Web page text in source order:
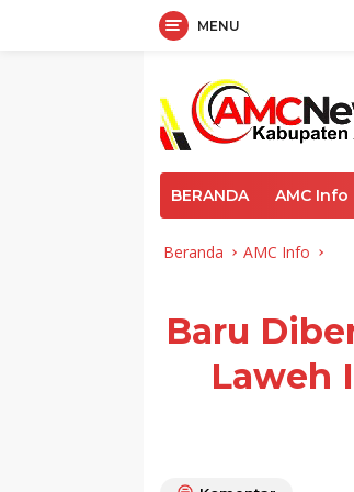
MENU
BERANDA AMC Info
Beranda AMC Info
Baru
Laweh